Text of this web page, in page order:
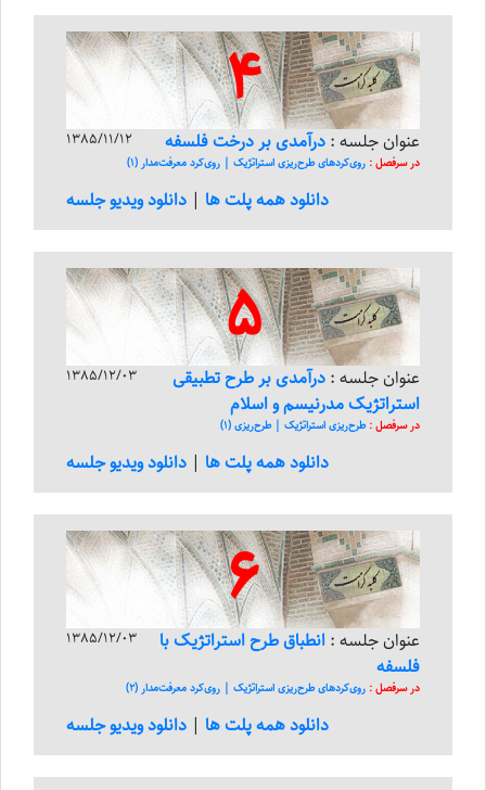
4
1385/11/12 عنوان جلسه : درآمدی بر درخت فلسفه
در سرفصل : روی‌کرد‌های طرح‌ریزی استراتژیک | روی‌کرد معرفت‌مدار (1)
دانلود همه پلت ها | دانلود ویدیو جلسه
5
1385/12/03 عنوان جلسه : درآمدی بر طرح تطبیقی
استراتژیک مدرنیسم و اسلام
در سرفصل :طرح‌ریزی استراتژیک | طرح‌ریزی (1)
دانلود همه پلت ها | دانلود ویدیو جلسه
6
1385/12/03 عنوان جلسه : انطباق طرح استراتژیک با
فلسفه
در سرفصل : روی‌کرد‌های طرح‌ریزی استراتژیک | روی‌کرد معرفت‌مدار (2)
دانلود همه پلت ها | دانلود ویدیو جلسه